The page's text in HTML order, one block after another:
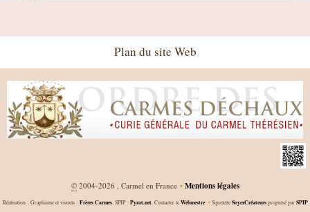
Plan du site Web
©2004-2026 , Carmel en France • Mentions légales
Réalisation : Graphisme et visuels : Frères Carmes, SPIP : Pyrat.net. Contacter le Webmestre •Squelette SoyezCréateurspropulsé par SPIP